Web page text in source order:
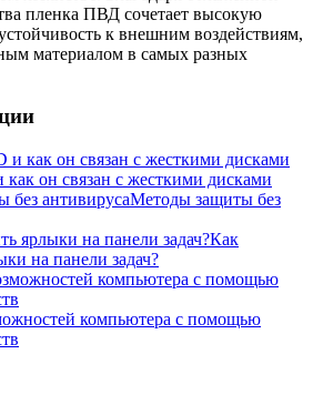
пленка ПВД сочетает высокую
к внешним воздействиям,
материалом в самых разных
как он связан с жесткими дисками
Методы защиты без
Как
на панели задач?
компьютера с помощью